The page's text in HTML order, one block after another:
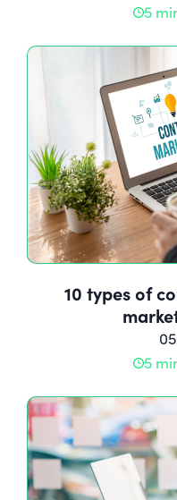
5
10 types of
5